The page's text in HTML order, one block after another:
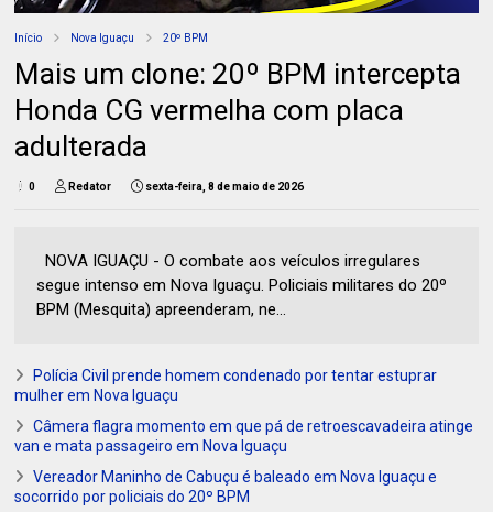
Início Nova Iguaçu 20º BPM
Mais um clone: 20º BPM intercepta
Honda CG vermelha com placa
adulterada
0 Redator sexta-feira, 8 de maio de 2026
NOVA IGUAÇU - O combate aos veículos irregulares
segue intenso em Nova Iguaçu. Policiais militares do 20º
BPM (Mesquita) apreenderam, ne...
Polícia Civil prende homem condenado por tentar estuprar
mulher em Nova Iguaçu
Câmera flagra momento em que pá de retroescavadeira atinge
van e mata passageiro em Nova Iguaçu
Vereador Maninho de Cabuçu é baleado em Nova Iguaçu e
socorrido por policiais do 20º BPM